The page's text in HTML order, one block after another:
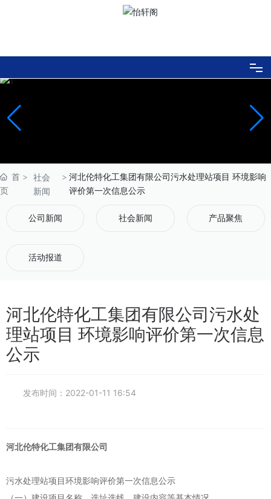
走进伦特
伦特文化
旗下企业
人才招聘
联系我们
首
页
社会
新闻
河北伦特化工集团有限公司污水处理站项目 环境影响
评价第一次信息公示
公司新闻 社会新闻 产品聚焦
活动报道
河北伦特化工集团有限公司污水处
理站项目 环境影响评价第一次信息
公示
发布时间： 2022-01-11 16:54
河北伦特化工集团有限公司
污水处理站项目环境影响评价第一次信息公示